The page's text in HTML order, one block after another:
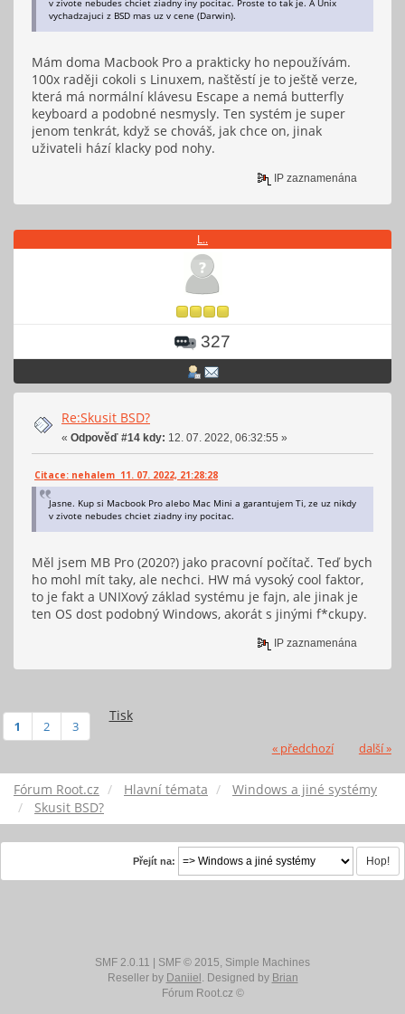
v zivote nebudes chciet ziadny iny pocitac. Proste to tak je. A Unix
vychadzajuci z BSD mas uz v cene (Darwin).
Mám doma Macbook Pro a prakticky ho nepoužívám.
100x raději cokoli s Linuxem, naštěstí je to ještě verze,
která má normální klávesu Escape a nemá butterfly
keyboard a podobné nesmysly. Ten systém je super
jenom tenkrát, když se chováš, jak chce on, jinak
uživateli hází klacky pod nohy.
IP zaznamenána
L..
327
Re:Skusit BSD?
« Odpověď #14 kdy: 12. 07. 2022, 06:32:55 »
Citace: nehalem 11. 07. 2022, 21:28:28
Jasne. Kup si Macbook Pro alebo Mac Mini a garantujem Ti, ze uz nikdy
v zivote nebudes chciet ziadny iny pocitac.
Měl jsem MB Pro (2020?) jako pracovní počítač. Teď bych
ho mohl mít taky, ale nechci. HW má vysoký cool faktor,
to je fakt a UNIXový základ systému je fajn, ale jinak je
ten OS dost podobný Windows, akorát s jinými f*ckupy.
IP zaznamenána
Tisk
1 2 3
« předchozí další »
Fórum Root.cz Hlavní témata
Windows a jiné systémy
Skusit BSD?
Přejít na:
SMF 2.0.11 SMF © 2015, Simple Machines
Reseller by Daniiel . Designed by Brian
Fórum Root.cz ©